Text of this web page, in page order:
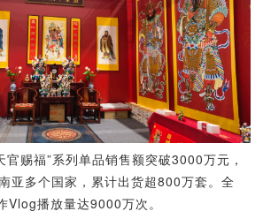
赐福”系列单品销售额突破3000万元，
亚多个国家，累计出货超800万套。全
Vlog播放量达9000万次。